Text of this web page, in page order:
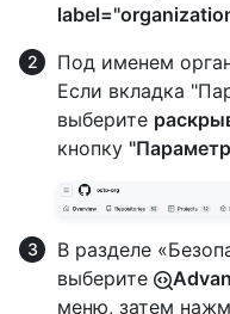
Под именем
Если вкладка
выберите
кнопку
В разделе
выберите
меню, затем